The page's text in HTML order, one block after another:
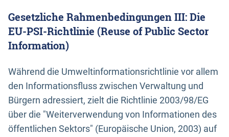
Gesetzliche Rahmenbedingungen III: Die
EU-PSI-Richtlinie (Reuse of Public Sector
Information)
Während die Umweltinformationsrichtlinie vor allem
den Informationsfluss zwischen Verwaltung und
Bürgern adressiert, zielt die Richtlinie 2003/98/EG
über die "Weiterverwendung von Informationen des
öffentlichen Sektors" (Europäische Union, 2003) auf